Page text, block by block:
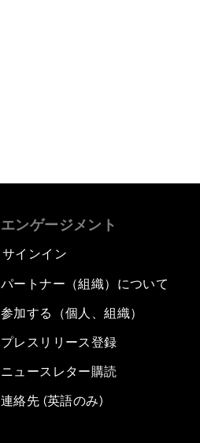
エンゲージメント
サインイン
パートナー（組織）について
参加する（個人、組織）
プレスリリース登録
ニュースレター購読
連絡先 (英語のみ)